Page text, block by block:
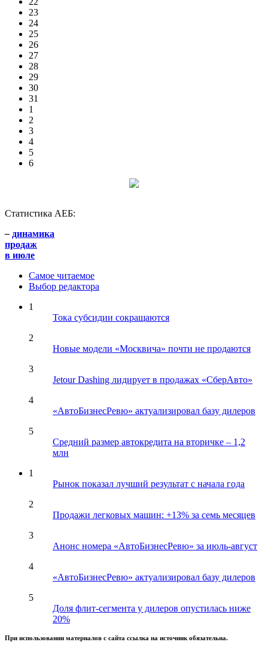
23
24
25
26
27
28
29
30
31
1
2
3
4
5
6
Статистика АЕБ:
– динамика
продаж
в июле
Самое читаемое
Выбор редактора
1
Тока субсидии сокращаются
2
Новые модели «Москвича» почти не продаются
3
Jetour Dashing лидирует в продажах «СберАвто»
4
«АвтоБизнесРевю» актуализировал базу дилеров
5
Средний размер автокредита на вторичке – 1,2
млн
1
Рынок показал лучший результат с начала года
2
Продажи легковых машин: +13% за семь месяцев
3
Анонс номера «АвтоБизнесРевю» за июль-август
4
«АвтоБизнесРевю» актуализировал базу дилеров
5
Доля флит-сегмента у дилеров опустилась ниже
20%
При использовании материалов с сайта ссылка на источник обязательна.